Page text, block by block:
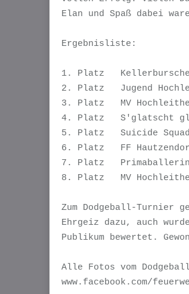
Elan und Spaß dabei
Ergebnisliste:
1. Platz
2. Platz   Jugend
3. Platz   MV
4. Platz   S'glatscht
5. Platz   Suicide Squad
6. Platz   FF
7. Platz
8. Platz   MV
Zum Dodgeball-Turnier
Ehrgeiz dazu, auch
Publikum bewertet.
Alle Fotos vom
www.facebook.com/